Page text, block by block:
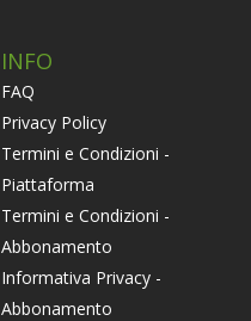
INFO
FAQ
Privacy Policy
Termini e Condizioni -
Piattaforma
Termini e Condizioni -
Abbonamento
Informativa Privacy -
Abbonamento